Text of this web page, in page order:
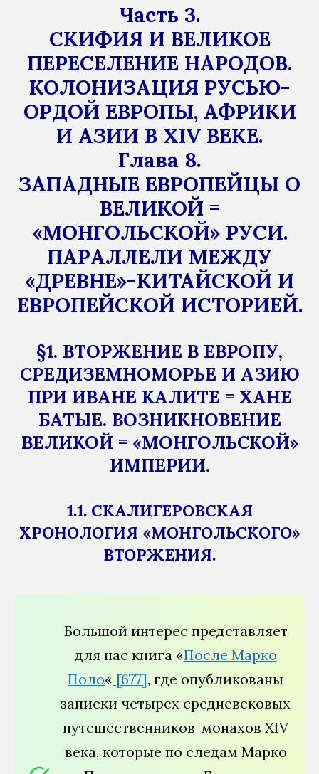
Часть 3.
СКИФИЯ И ВЕЛИКОЕ
ПЕРЕСЕЛЕНИЕ НАРОДОВ.
КОЛОНИЗАЦИЯ РУСЬЮ-
ОРДОЙ ЕВРОПЫ, АФРИКИ
И АЗИИ В XIV ВЕКЕ.
Глава 8.
ЗАПАДНЫЕ ЕВРОПЕЙЦЫ О
ВЕЛИКОЙ =
«МОНГОЛЬСКОЙ» РУСИ.
ПАРАЛЛЕЛИ МЕЖДУ
«ДРЕВНЕ»-КИТАЙСКОЙ И
ЕВРОПЕЙСКОЙ ИСТОРИЕЙ.
§1. ВТОРЖЕНИЕ В ЕВРОПУ,
СРЕДИЗЕМНОМОРЬЕ И АЗИЮ
ПРИ ИВАНЕ КАЛИТЕ = ХАНЕ
БАТЫЕ. ВОЗНИКНОВЕНИЕ
ВЕЛИКОЙ = «МОНГОЛЬСКОЙ»
ИМПЕРИИ.
1.1. СКАЛИГЕРОВСКАЯ
ХРОНОЛОГИЯ «МОНГОЛЬСКОГО»
ВТОРЖЕНИЯ.
Большой интерес представляет
для нас книга «После Марко
Поло« [677], где опубликованы
записки четырех средневековых
путешественников-монахов XIV
века, которые по следам Марко